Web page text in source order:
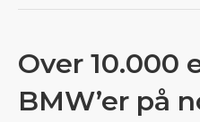
Over 10.000
BMW’er på